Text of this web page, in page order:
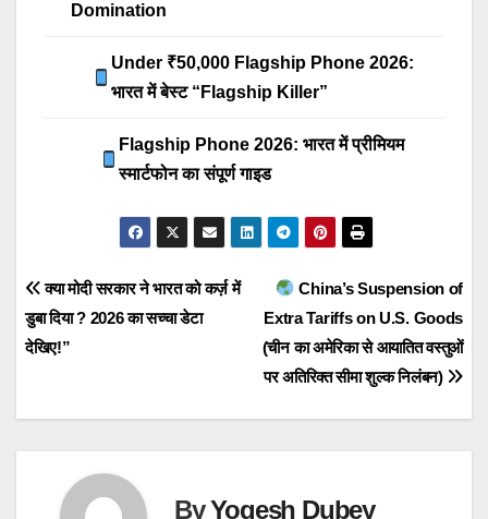
Domination
Under ₹50,000 Flagship Phone 2026:
भारत में बेस्ट “Flagship Killer”
Flagship Phone 2026: भारत में प्रीमियम
स्मार्टफोन का संपूर्ण गाइड
Post
navigation
China’s Suspension of
Extra Tariffs on U.S. Goods
(चीन का अमेरिका से आयातित वस्तुओं
पर अतिरिक्त सीमा शुल्क निलंबन)
क्या मोदी सरकार ने भारत को कर्ज़ में
डुबा दिया ? 2026 का सच्चा डेटा
देखिए!”
ByYogesh Dubey